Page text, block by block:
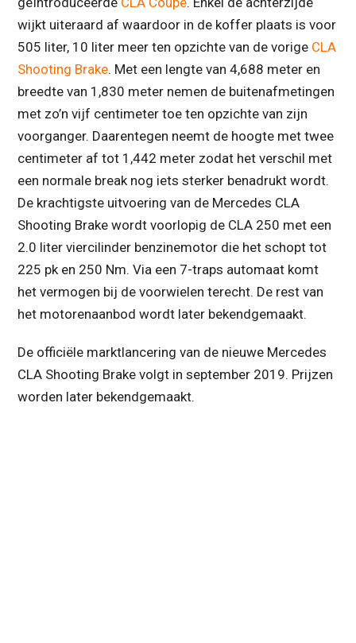
wijkt uiteraard af waardoor in de koffer plaats is voor
505 liter, 10 liter meer ten opzichte van de vorige CLA
Shooting Brake. Met een lengte van 4,688 meter en
breedte van 1,830 meter nemen de buitenafmetingen
met zo’n vijf centimeter toe ten opzichte van zijn
voorganger. Daarentegen neemt de hoogte met twee
centimeter af tot 1,442 meter zodat het verschil met
een normale break nog iets sterker benadrukt wordt.
De krachtigste uitvoering van de Mercedes CLA
Shooting Brake wordt voorlopig de CLA 250 met een
2.0 liter viercilinder benzinemotor die het schopt tot
225 pk en 250 Nm. Via een 7-traps automaat komt
het vermogen bij de voorwielen terecht. De rest van
het motorenaanbod wordt later bekendgemaakt.
De officiële marktlancering van de nieuwe Mercedes
CLA Shooting Brake volgt in september 2019. Prijzen
worden later bekendgemaakt.